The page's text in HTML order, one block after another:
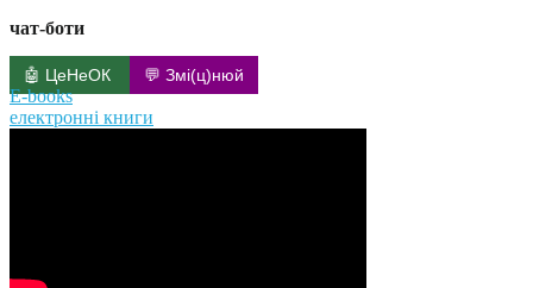
чат-боти
🤖 ЦеНеОК 💬 Змі(ц)нюй
E-books
електронні книги